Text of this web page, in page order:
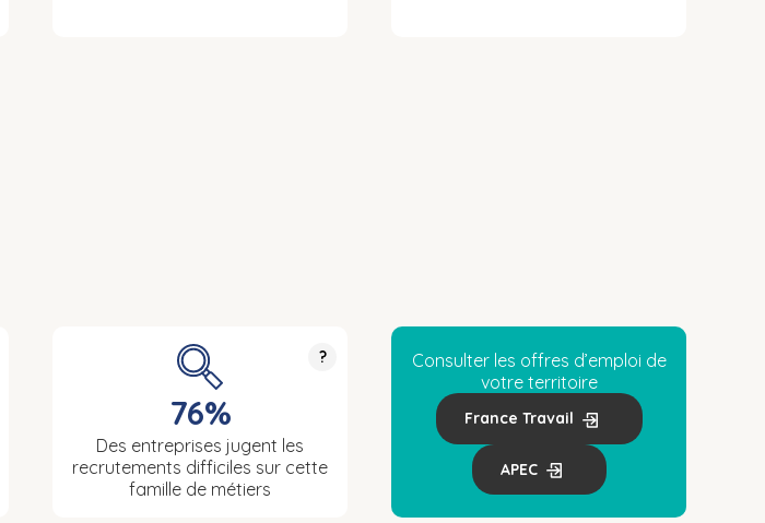
?
76%
Des entreprises jugent les
recrutements difficiles sur cette
famille de métiers
Consulter les offres d’emploi de
votre territoire
France Travail
APEC